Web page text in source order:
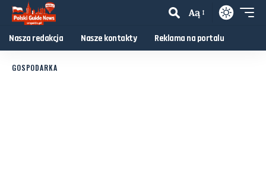
Aą
Nasza redakcja Nasze kontakty Reklama na portalu
GOSPODARKA